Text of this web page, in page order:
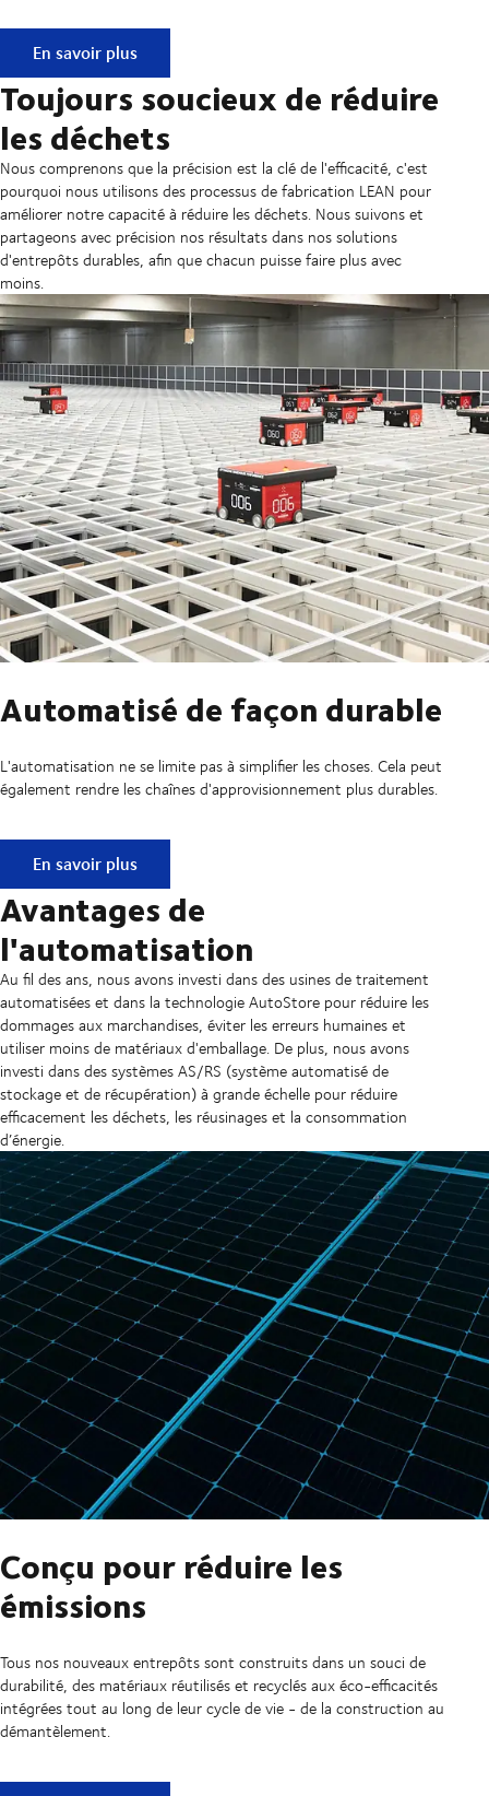
Réparation, remise à neuf, remanufacturage, recyclage,
En savoir plus
Toujours soucieux de réduire
les déchets
Nous comprenons que la précision est la clé de l'efficacité, c'est
pourquoi nous utilisons des processus de fabrication LEAN pour
améliorer notre capacité à réduire les déchets. Nous suivons et
partageons avec précision nos résultats dans nos solutions
d'entrepôts durables, afin que chacun puisse faire plus avec
moins.
Automatisé de façon durable
L'automatisation ne se limite pas à simplifier les choses. Cela peut
également rendre les chaînes d'approvisionnement plus durables.
Automatisé de façon durable
En savoir plus
Avantages de
l'automatisation
Au fil des ans, nous avons investi dans des usines de traitement
automatisées et dans la technologie AutoStore pour réduire les
dommages aux marchandises, éviter les erreurs humaines et
utiliser moins de matériaux d'emballage. De plus, nous avons
investi dans des systèmes AS/RS (système automatisé de
stockage et de récupération) à grande échelle pour réduire
efficacement les déchets, les réusinages et la consommation
d’énergie.
Conçu pour réduire les
émissions
Tous nos nouveaux entrepôts sont construits dans un souci de
durabilité, des matériaux réutilisés et recyclés aux éco-efficacités
intégrées tout au long de leur cycle de vie - de la construction au
démantèlement.